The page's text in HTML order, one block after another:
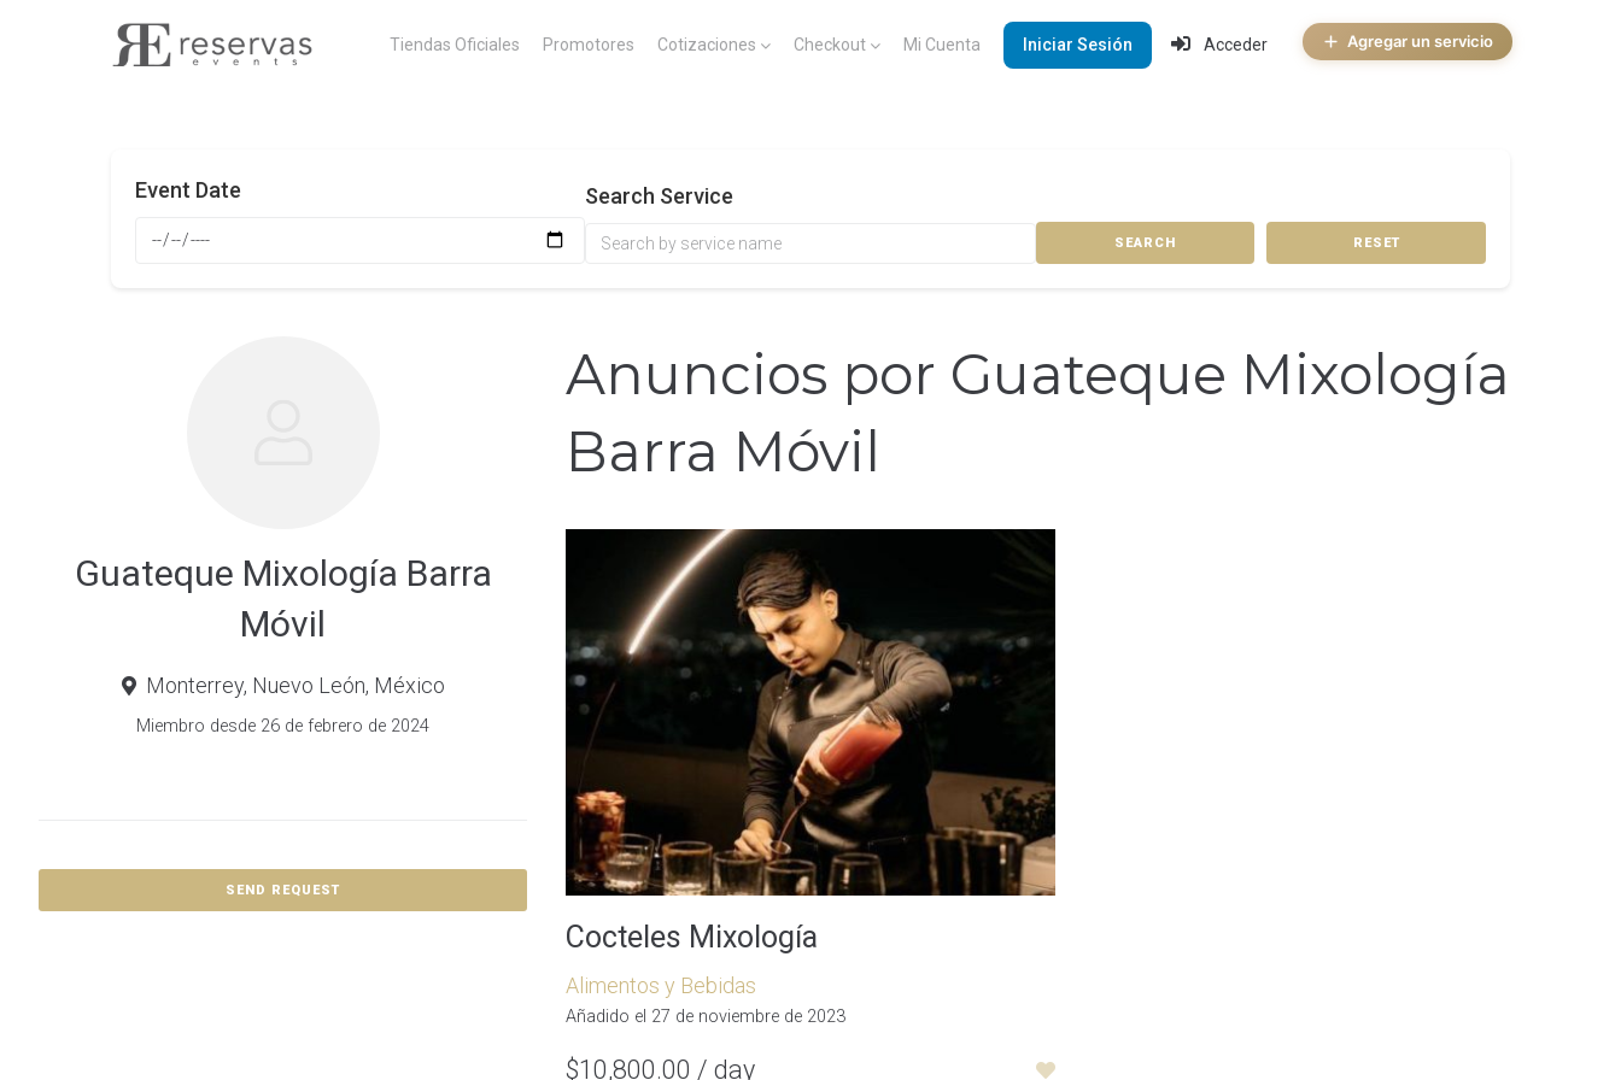
Tiendas Oficiales Promotores Cotizaciones Checkout Mi Cuenta Iniciar Sesión Acceder Agregar un servicio
Event Date Search Service
SEARCH RESET
Guateque Mixología Barra
Móvil
Monterrey, Nuevo León, México
Miembro desde 26 de febrero de 2024
SEND REQUEST
Anuncios por Guateque Mixología
Barra Móvil
Cocteles Mixología
Alimentos y Bebidas
Añadido el 27 de noviembre de 2023
$10,800.00 / day